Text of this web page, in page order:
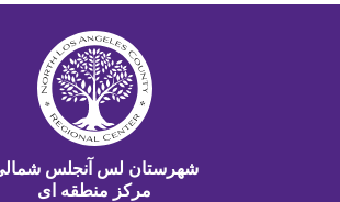
شهرستان لس آنجلس
مرکز منطقه ای